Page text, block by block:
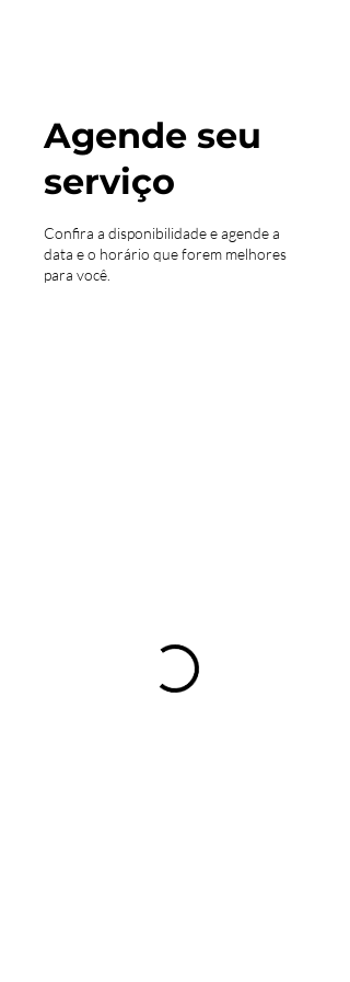
Agende seu
serviço
Confira a disponibilidade e agende a
data e o horário que forem melhores
para você.